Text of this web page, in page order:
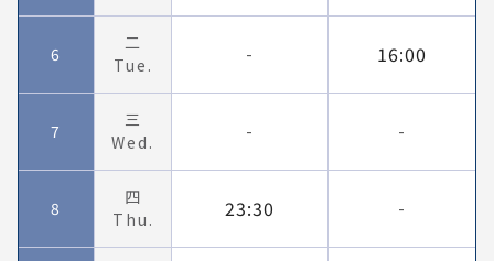
6
二
Tue.
- 16:00
7
三
Wed.
- -
8
四
Thu.
23:30 -